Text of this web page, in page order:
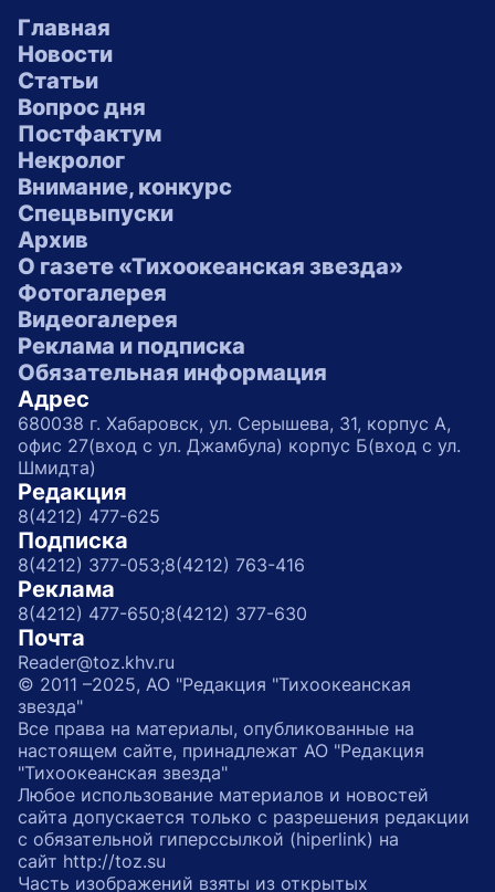
Главная
Новости
Статьи
Вопрос дня
Постфактум
Некролог
Внимание, конкурс
Спецвыпуски
Архив
О газете «Тихоокеанская звезда»
Фотогалерея
Видеогалерея
Реклама и подписка
Обязательная информация
Адрес
680038 г. Хабаровск, ул. Серышева, 31, корпус А,
офис 27(вход с ул. Джамбула) корпус Б(вход с ул.
Шмидта)
Редакция
8(4212) 477-625
Подписка
8(4212) 377-053;8(4212) 763-416
Реклама
8(4212) 477-650;8(4212) 377-630
Почта
Reader@toz.khv.ru
© 2011 –2025, АО "Редакция "Тихоокеанская
звезда"
Все права на материалы, опубликованные на
настоящем сайте, принадлежат АО "Редакция
"Тихоокеанская звезда"
Любое использование материалов и новостей
сайта допускается только с разрешения редакции
с обязательной гиперссылкой (hiperlink) на
сайт http://toz.su
Часть изображений взяты из открытых